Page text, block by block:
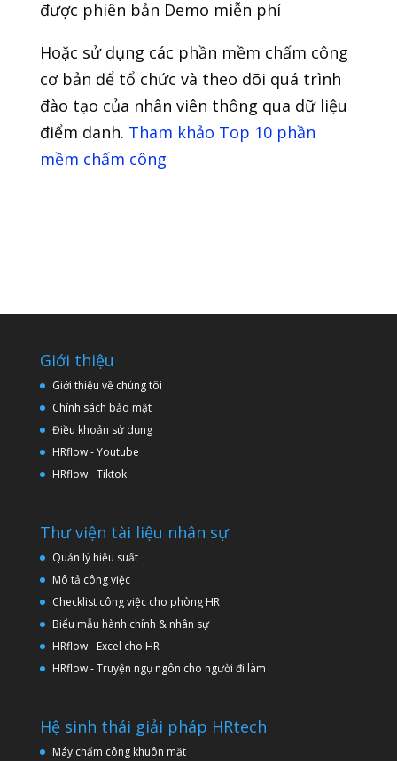
được phiên bản Demo miễn phí
Hoặc sử dụng các phần mềm chấm công
cơ bản để tổ chức và theo dõi quá trình
đào tạo của nhân viên thông qua dữ liệu
điểm danh. Tham khảo Top 10 phần
mềm chấm công
Giới thiệu
Giới thiệu về chúng tôi
Chính sách bảo mật
Điều khoản sử dụng
HRflow - Youtube
HRflow - Tiktok
Thư viện tài liệu nhân sự
Quản lý hiệu suất
Mô tả công việc
Checklist công việc cho phòng HR
Biểu mẫu hành chính & nhân sự
HRflow - Excel cho HR
HRflow - Truyện ngụ ngôn cho người đi làm
Hệ sinh thái giải pháp HRtech
Máy chấm công khuôn mặt